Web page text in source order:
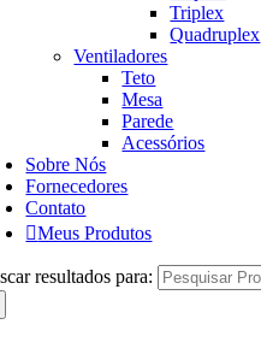
Triplex
Quadruplex
Ventiladores
Teto
Mesa
Parede
Acessórios
Sobre Nós
Fornecedores
Contato
Meus Produtos
resultados para: